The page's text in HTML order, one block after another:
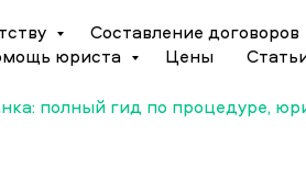
Составление договоров
юриста Цены
полный гид по процедуре,